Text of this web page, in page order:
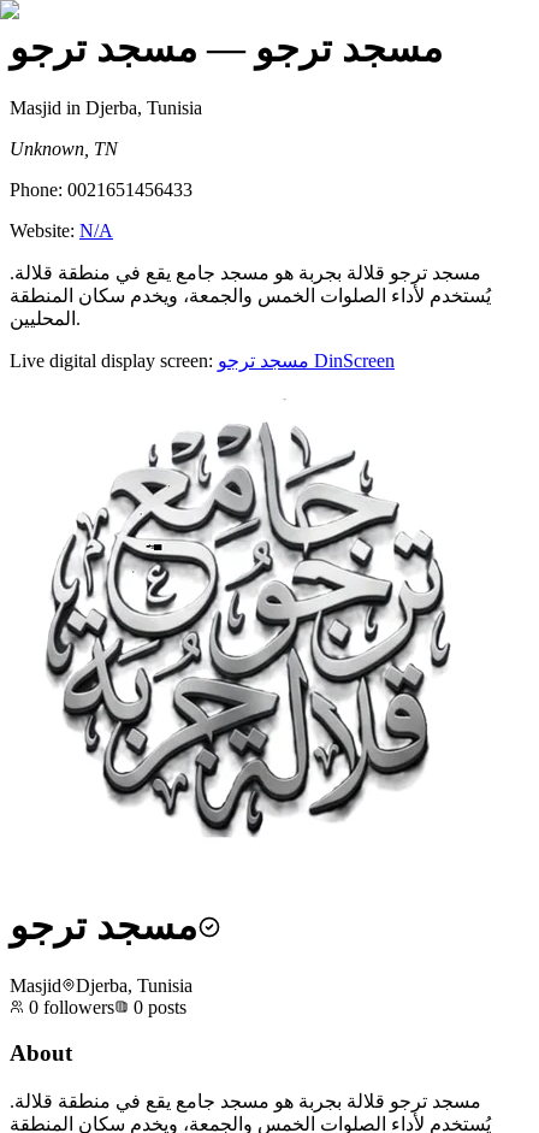
مسجد ترجو — مسجد ترجو
Masjid in Djerba, Tunisia
Unknown, TN
Phone: 0021651456433
Website: N/A
مسجد ترجو قلالة بجربة هو مسجد جامع يقع في منطقة قلالة.
يُستخدم لأداء الصلوات الخمس والجمعة، ويخدم سكان المنطقة
المحليين.
Live digital display screen: مسجد ترجو DinScreen
مسجد ترجو
Masjid
Djerba, Tunisia
0 followers 0 posts
About
مسجد ترجو قلالة بجربة هو مسجد جامع يقع في منطقة قلالة.
يُستخدم لأداء الصلوات الخمس والجمعة، ويخدم سكان المنطقة